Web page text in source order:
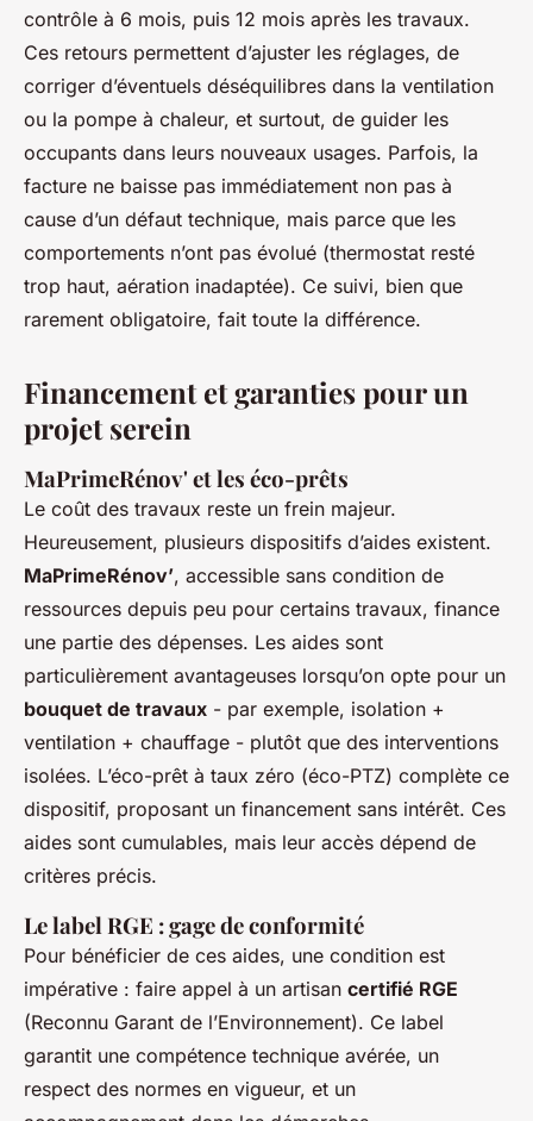
contrôle à 6 mois, puis 12 mois après les travaux.
Ces retours permettent d’ajuster les réglages, de
corriger d’éventuels déséquilibres dans la ventilation
ou la pompe à chaleur, et surtout, de guider les
occupants dans leurs nouveaux usages. Parfois, la
facture ne baisse pas immédiatement non pas à
cause d’un défaut technique, mais parce que les
comportements n’ont pas évolué (thermostat resté
trop haut, aération inadaptée). Ce suivi, bien que
rarement obligatoire, fait toute la différence.
Financement et garanties pour un
projet serein
MaPrimeRénov' et les éco-prêts
Le coût des travaux reste un frein majeur.
Heureusement, plusieurs dispositifs d’aides existent.
MaPrimeRénov’, accessible sans condition de
ressources depuis peu pour certains travaux, finance
une partie des dépenses. Les aides sont
particulièrement avantageuses lorsqu’on opte pour un
bouquet de travaux - par exemple, isolation +
ventilation + chauffage - plutôt que des interventions
isolées. L’éco-prêt à taux zéro (éco-PTZ) complète ce
dispositif, proposant un financement sans intérêt. Ces
aides sont cumulables, mais leur accès dépend de
critères précis.
Le label RGE : gage de conformité
Pour bénéficier de ces aides, une condition est
impérative : faire appel à un artisan certifié RGE
(Reconnu Garant de l’Environnement). Ce label
garantit une compétence technique avérée, un
respect des normes en vigueur, et un